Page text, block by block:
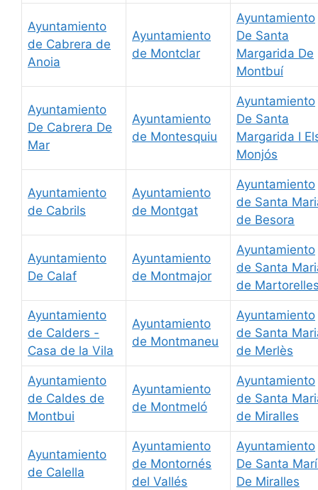
Ayuntamiento
de Cabrera de
Anoia
Ayuntamiento
de Montclar
Ayuntamiento
De Santa
Margarida De
Montbuí
Ayuntamiento
De Cabrera De
Mar
Ayuntamiento
de Montesquiu
Ayuntamiento
De Santa
Margarida I
Monjós
Ayuntamiento
de Cabrils
Ayuntamiento
de Montgat
Ayuntamiento
de Santa
de Besora
Ayuntamiento
De Calaf
Ayuntamiento
de Montmajor
Ayuntamiento
de Santa
de
Ayuntamiento
de Calders -
Casa de la Vila
Ayuntamiento
de Montmaneu
Ayuntamiento
de Santa
de Merlès
Ayuntamiento
de Caldes de
Montbui
Ayuntamiento
de Montmeló
Ayuntamiento
de Santa
de Miralles
Ayuntamiento
de Calella
Ayuntamiento
de Montornés
del Vallés
Ayuntamiento
De Santa
De Miralles